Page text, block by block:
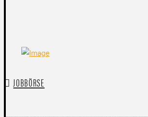
JOBBÖRSE